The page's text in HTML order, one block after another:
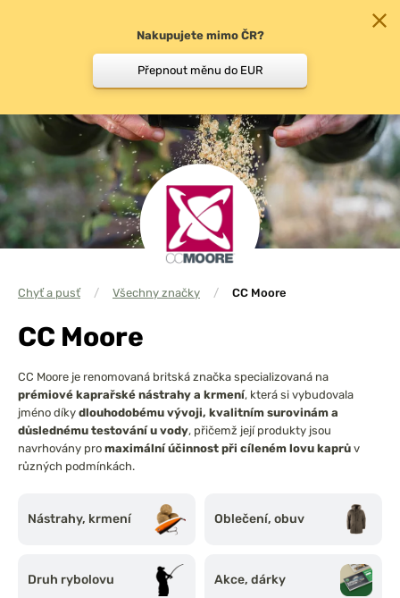
Chyť a pusť / Všechny značky / CC Moore
CC Moore
CC Moore je renomovaná britská značka specializovaná na
prémiové kaprařské nástrahy a krmení, která si vybudovala
jméno díky dlouhodobému vývoji, kvalitním surovinám a
důslednému testování u vody, přičemž její produkty jsou
navrhovány pro maximální účinnost při cíleném lovu kaprů v
různých podmínkách.
Nástrahy, krmení Oblečení, obuv
Druh rybolovu Akce, dárky
Nakupujete mimo ČR?
Přepnout měnu do EUR